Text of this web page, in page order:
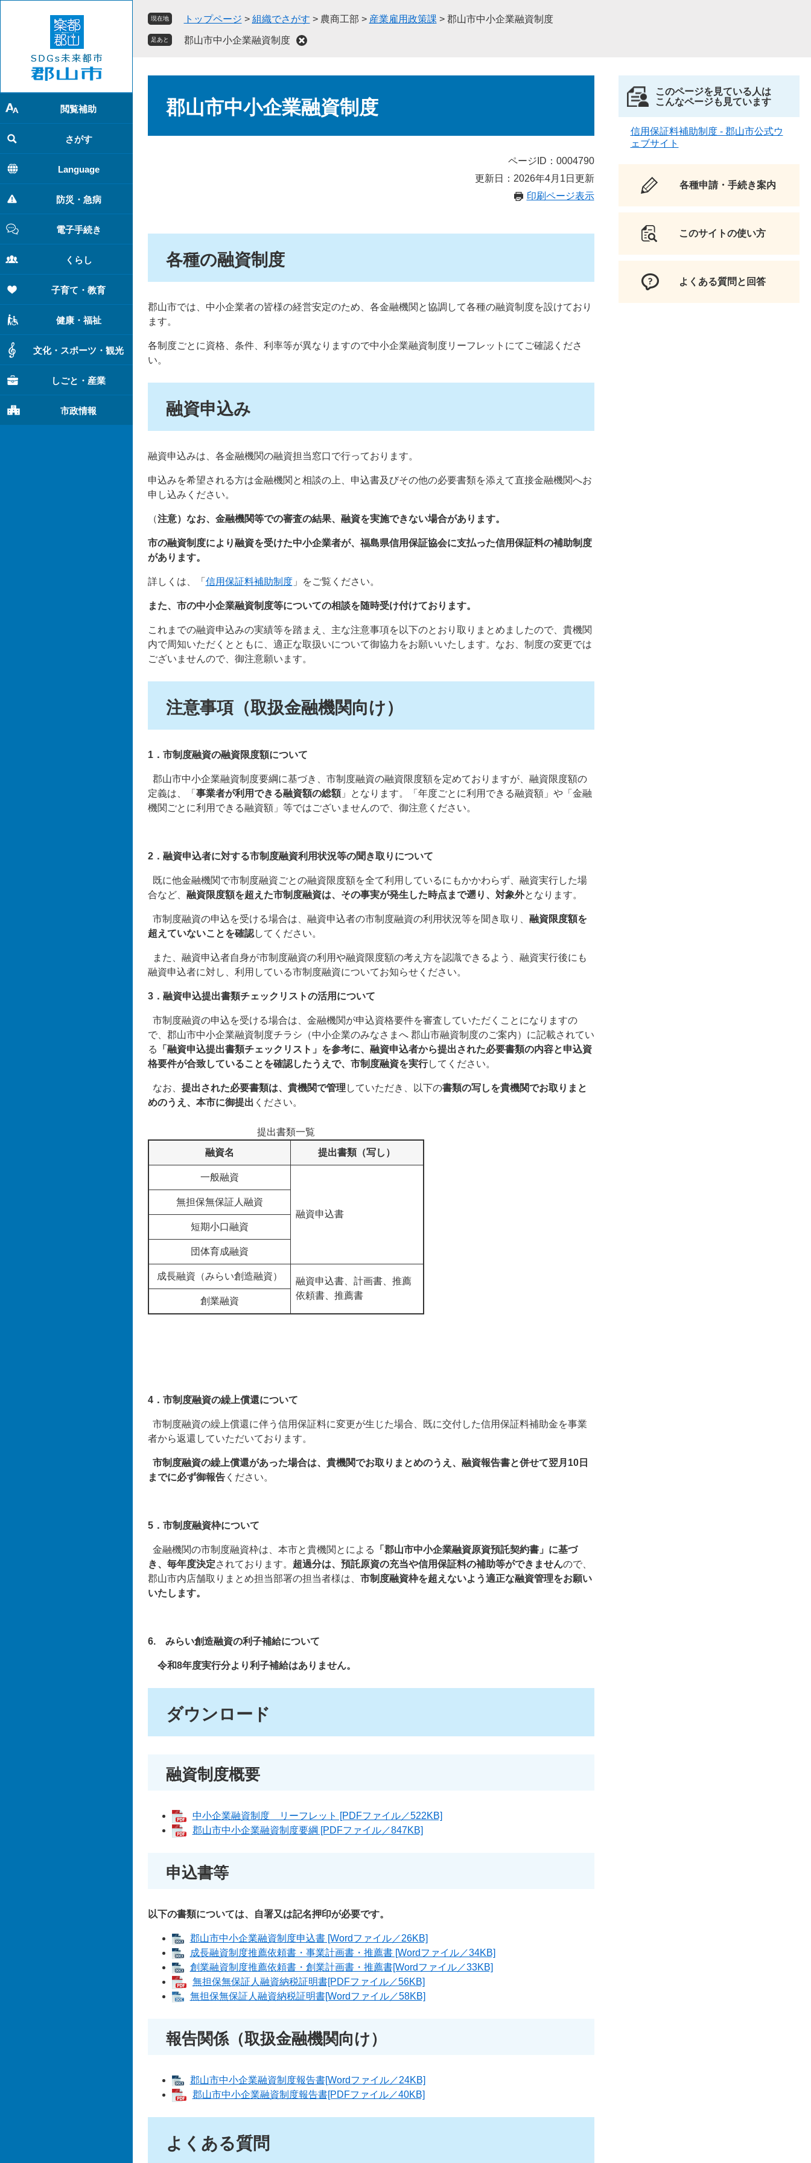
で
す
。
ば
し
て
本
文
へ
閲覧補助
さがす
Language
防災・急病
電子手続き
くらし
子育て・教育
健康・福祉
文化・スポーツ・観光
しごと・産業
市政情報
現在地 トップページ > 組織でさがす > 農商工部 > 産業雇用政策課 > 郡山市中小企業融資制度
足あと 郡山市中小企業融資制度
郡山市中小企業融資制度
ページID：0004790
更新日：2026年4月1日更新
印刷ページ表示
各種の融資制度
郡山市では、中小企業者の皆様の経営安定のため、各金融機関と協調して各種の融資制度を設けており
ます。
各制度ごとに資格、条件、利率等が異なりますので中小企業融資制度リーフレットにてご確認くださ
い。
融資申込み
融資申込みは、各金融機関の融資担当窓口で行っております。
申込みを希望される方は金融機関と相談の上、申込書及びその他の必要書類を添えて直接金融機関へお
申し込みください。
（注意）なお、金融機関等での審査の結果、融資を実施できない場合があります。
市の融資制度により融資を受けた中小企業者が、福島県信用保証協会に支払った信用保証料の補助制度
があります。
詳しくは、「 信用保証料補助制度」をご覧ください。
また、市の中小企業融資制度等についての相談を随時受け付けております。
これまでの融資申込みの実績等を踏まえ、主な注意事項を以下のとおり取りまとめましたので、貴機関
内で周知いただくとともに、適正な取扱いについて御協力をお願いいたします。なお、制度の変更では
ございませんので、御注意願います。
注意事項（取扱金融機関向け）
1．市制度融資の融資限度額について
郡山市中小企業融資制度要綱に基づき、市制度融資の融資限度額を定めておりますが、融資限度額の
定義は、「 事業者が利用できる融資額の総額」となります。「年度ごとに利用できる融資額」や「金融
機関ごとに利用できる融資額」等ではございませんので、御注意ください。
2．融資申込者に対する市制度融資利用状況等の聞き取りについて
既に他金融機関で市制度融資ごとの融資限度額を全て利用しているにもかかわらず、融資実行した場
合など、 融資限度額を超えた市制度融資は、その事実が発生した時点まで遡り、対象外となります。
市制度融資の申込を受ける場合は、融資申込者の市制度融資の利用状況等を聞き取り、 融資限度額を
超えていないことを確認してください。
また、融資申込者自身が市制度融資の利用や融資限度額の考え方を認識できるよう、融資実行後にも
融資申込者に対し、利用している市制度融資についてお知らせください。
3．融資申込提出書類チェックリストの活用について
市制度融資の申込を受ける場合は、金融機関が申込資格要件を審査していただくことになりますの
で、郡山市中小企業融資制度チラシ（中小企業のみなさまへ 郡山市融資制度のご案内）に記載されてい
る 「融資申込提出書類チェックリスト」を参考に、融資申込者から提出された必要書類の内容と申込資
格要件が合致していることを確認したうえで、市制度融資を実行してください。
なお、 提出された必要書類は、貴機関で管理 していただき、以下の書類の写しを貴機関でお取りまと
めのうえ、本市に御提出 ください。
提出書類一覧
融資名
提出書類（写し）
一般融資
融資申込書
無担保無保証人融資
短期小口融資
団体育成融資
成長融資（みらい創造融資）
融資申込書、計画書、推薦
依頼書、推薦書
創業融資
4．市制度融資の繰上償還について
市制度融資の繰上償還に伴う信用保証料に変更が生じた場合、既に交付した信用保証料補助金を事業
者から返還していただいております。
市制度融資の繰上償還があった場合は、貴機関でお取りまとめのうえ、融資報告書と併せて翌月10日
までに必ず御報告ください。
5．市制度融資枠について
金融機関の市制度融資枠は、本市と貴機関とによる 「郡山市中小企業融資原資預託契約書」に基づ
き、毎年度決定されております。 超過分は、預託原資の充当や信用保証料の補助等ができませんので、
郡山市内店舗取りまとめ担当部署の担当者様は、 市制度融資枠を超えないよう適正な融資管理をお願い
いたします。
6. みらい創造融資の利子補給について
令和8年度実行分より利子補給はありません。
ダウンロード
融資制度概要
中小企業融資制度 リーフレット [PDFファイル／522KB]
郡山市中小企業融資制度要綱 [PDFファイル／847KB]
申込書等
以下の書類については、自署又は記名押印が必要です。
郡山市中小企業融資制度申込書 [Wordファイル／26KB]
成長融資制度推薦依頼書・事業計画書・推薦書 [Wordファイル／34KB]
創業融資制度推薦依頼書・創業計画書・推薦書[Wordファイル／33KB]
無担保無保証人融資納税証明書[PDFファイル／56KB]
無担保無保証人融資納税証明書[Wordファイル／58KB]
報告関係（取扱金融機関向け）
郡山市中小企業融資制度報告書[Wordファイル／24KB]
郡山市中小企業融資制度報告書[PDFファイル／40KB]
よくある質問
このページを見ている人は
こんなページも見ています
信用保証料補助制度 - 郡山市公式ウ
ェブサイト
各種申請・手続き案内
このサイトの使い方
よくある質問と回答